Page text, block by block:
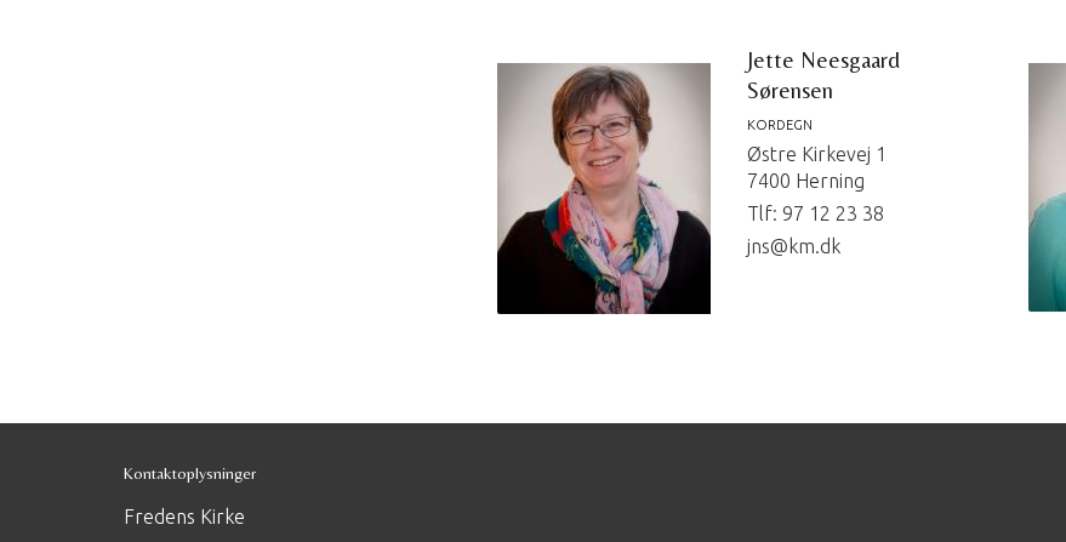
Jette Neesgaard
Sørensen
KORDEGN
Østre Kirkevej 1
7400 Herning
Tlf: 97 12 23 38
jns@km.dk
Kontaktoplysninger
Fredens Kirke